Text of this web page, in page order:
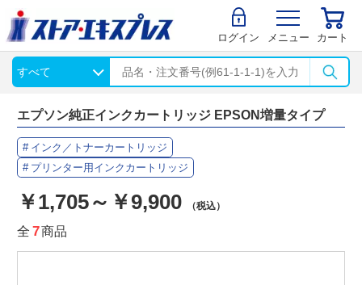
ログイン メニュー カート
エプソン純正インクカートリッジ EPSON増量タイプ
インク／トナーカートリッジ
プリンター用インクカートリッジ
￥1,705～￥9,900 （税込）
全 7商品